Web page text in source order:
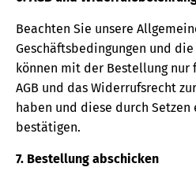
Beachten Sie unsere
Geschäftsbedingungen und
können mit der Bestellung nur
AGB und das Widerrufsrecht
haben und diese durch Setzen
bestätigen.
7. Bestellung abschicken